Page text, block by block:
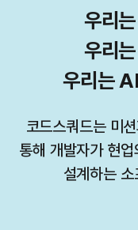
우리
우리
우리는
코드스쿼드는 미
통해 개발자가 현
설계하는